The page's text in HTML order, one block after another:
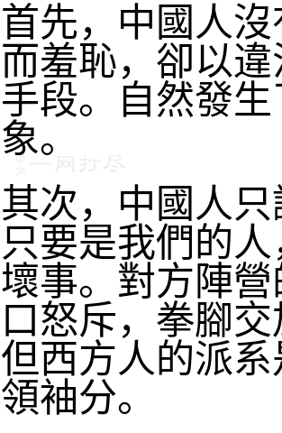
，中國人沒
羞恥，卻以
段。自然發
。
，中國人只
要是我們的
事。對方陣
怒斥，拳腳
西方人的派
袖分。